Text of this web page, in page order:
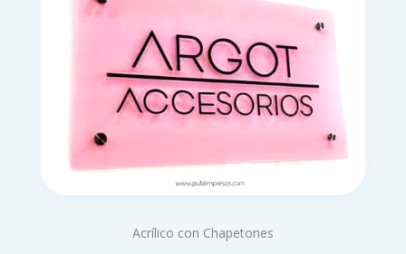
Acrílico con Chapetones